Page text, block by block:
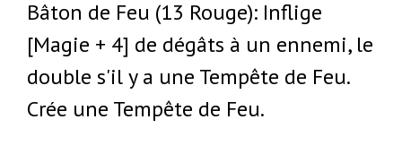
Bâton de Feu (13 Rouge): Inflige
[Magie + 4] de dégâts à un ennemi, le
double s'il y a une Tempête de Feu.
Crée une Tempête de Feu.